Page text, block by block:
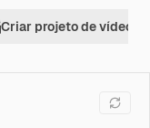
Criar projeto de vídeo